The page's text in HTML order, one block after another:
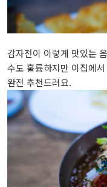
감자전이 이렇게 맛있는
수도 훌륭하지만 이집에
완전 추천드려요.